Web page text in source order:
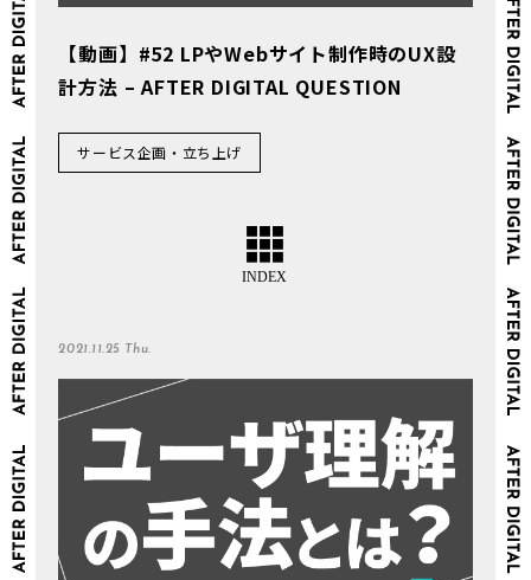
【動画】#52 LPやWebサイト制作時のUX設
計方法 – AFTER DIGITAL QUESTION
サービス企画・立ち上げ
2021.11.25 Thu.